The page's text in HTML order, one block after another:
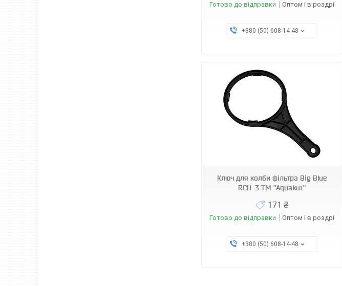
Готово до відправки Оптом і в роздріб
+380 (50) 608-14-48
Ключ для колби фільтра Big Blue
RCH-3 ТМ "Aquakut"
171 ₴
Готово до відправки Оптом і в роздріб
+380 (50) 608-14-48